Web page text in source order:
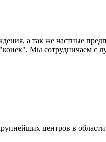
а так же частные
Мы сотрудничаем с
центров в